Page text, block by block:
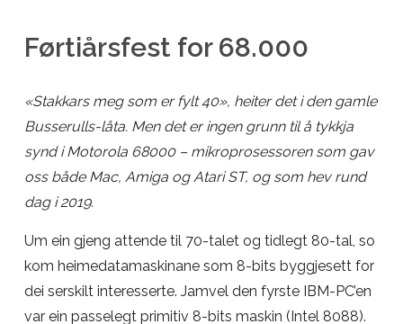
Førtiårsfest for 68.000
«Stakkars meg som er fylt 40», heiter det i den gamle
Busserulls-låta. Men det er ingen grunn til å tykkja
synd i Motorola 68000 – mikroprosessoren som gav
oss både Mac, Amiga og Atari ST, og som hev rund
dag i 2019.
Um ein gjeng attende til 70-talet og tidlegt 80-tal, so
kom heimedatamaskinane som 8-bits byggjesett for
dei serskilt interesserte. Jamvel den fyrste IBM-PC’en
var ein passelegt primitiv 8-bits maskin (Intel 8088).